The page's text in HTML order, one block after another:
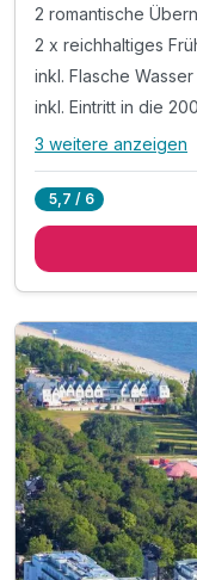
2 romantische
2 x reichhaltiges
inkl. Flasche
inkl. Eintritt in die
Alle
2 x reichhaltiges
inkl. leihweise
inkl.
inkl. W-LAN im
3 weitere anzeigen
5,7 / 6